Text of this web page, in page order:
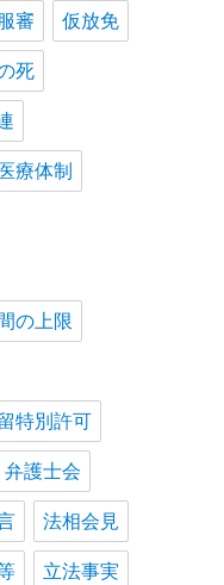
審 仮放免
死
療体制
の上限
特別許可
弁護士会
法相会見
立法事実